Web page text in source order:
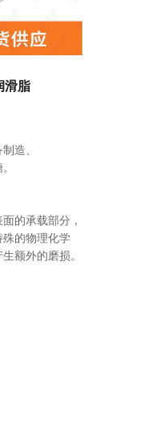
务中心21楼2102
LUBE润滑脂
滑脂
造、
的承载部分，
的物理化学
额外的磨损。